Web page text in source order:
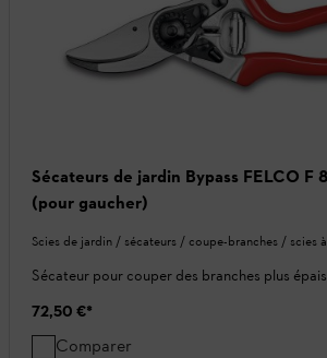
Sécateurs de jardin Bypass FELCO F
(pour gaucher)
Scies de jardin / sécateurs / coupe-branches / scies
Sécateur pour couper des branches plus
72,50 €*
Comparer